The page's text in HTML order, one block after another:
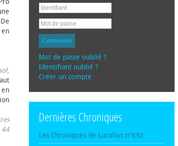
Connexion
Mot de passe oublié ?
Identifiant oublié ?
Créer un compte
Dernières Chroniques
Les Chroniques de Lucullus n°692